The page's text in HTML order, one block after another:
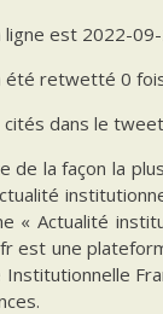
ligne est 2022-
retwetté 0
dans le
de la façon la
« Actualité
est une